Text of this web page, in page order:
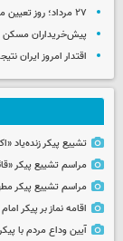
۲۷ مرداد؛ روز تعیین مسیر آسیایی گل‌گهر سیرجان
پیش‌خریداران مسکن
اقتدار امروز ایران
تشییع پیکر زنده‌یاد
مراسم تشییع پیکر
مراسم تشییع پیکر
اقامه نماز بر پیکر
آیین وداع مردم با